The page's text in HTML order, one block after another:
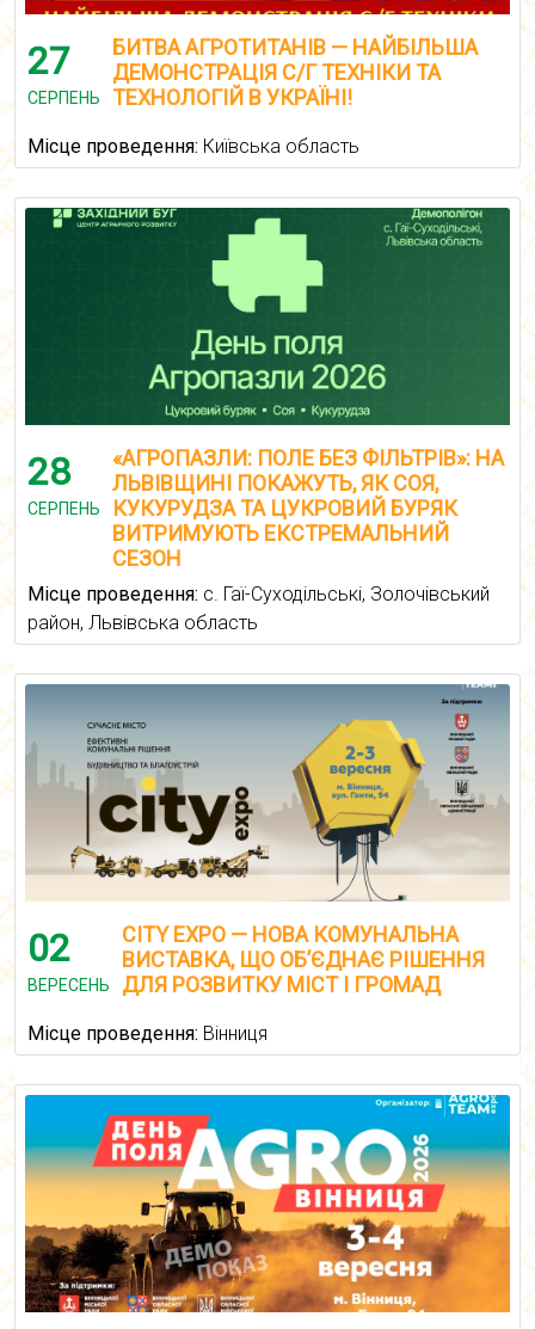
27
СЕРПЕНЬ
БИТВА АГРОТИТАНІВ — НАЙБІЛЬША
ДЕМОНСТРАЦІЯ С/Г ТЕХНІКИ ТА
ТЕХНОЛОГІЙ В УКРАЇНІ!
Місце проведення: Київська область
28
СЕРПЕНЬ
«АГРОПАЗЛИ: ПОЛЕ БЕЗ ФІЛЬТРІВ»: НА
ЛЬВІВЩИНІ ПОКАЖУТЬ, ЯК СОЯ,
КУКУРУДЗА ТА ЦУКРОВИЙ БУРЯК
ВИТРИМУЮТЬ ЕКСТРЕМАЛЬНИЙ
СЕЗОН
Місце проведення: с. Гаї-Суходільські, Золочівський
район, Львівська область
02
ВЕРЕСЕНЬ
CITY EXPO — НОВА КОМУНАЛЬНА
ВИСТАВКА, ЩО ОБ’ЄДНАЄ РІШЕННЯ
ДЛЯ РОЗВИТКУ МІСТ І ГРОМАД
Місце проведення: Вінниця